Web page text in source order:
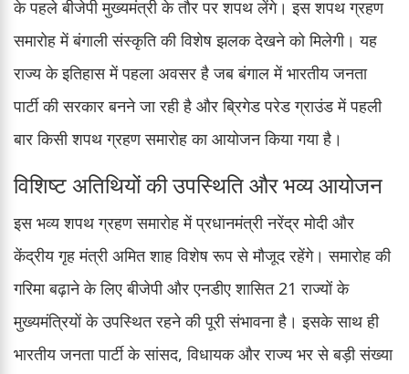
के पहले बीजेपी मुख्यमंत्री के तौर पर शपथ लेंगे। इस शपथ ग्रहण
समारोह में बंगाली संस्कृति की विशेष झलक देखने को मिलेगी। यह
राज्य के इतिहास में पहला अवसर है जब बंगाल में भारतीय जनता
पार्टी की सरकार बनने जा रही है और ब्रिगेड परेड ग्राउंड में पहली
बार किसी शपथ ग्रहण समारोह का आयोजन किया गया है।
विशिष्ट अतिथियों की उपस्थिति और भव्य आयोजन
इस भव्य शपथ ग्रहण समारोह में प्रधानमंत्री नरेंद्र मोदी और
केंद्रीय गृह मंत्री अमित शाह विशेष रूप से मौजूद रहेंगे। समारोह की
गरिमा बढ़ाने के लिए बीजेपी और एनडीए शासित 21 राज्यों के
मुख्यमंत्रियों के उपस्थित रहने की पूरी संभावना है। इसके साथ ही
भारतीय जनता पार्टी के सांसद, विधायक और राज्य भर से बड़ी संख्या